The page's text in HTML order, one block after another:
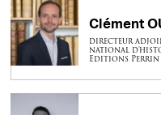
Clément
directeur
national
Editions Perrin